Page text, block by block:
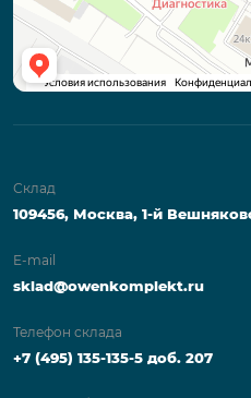
Склад
109456, Москва, 1-й
E-mail
sklad@owenkomplekt.ru
Телефон склада
+7 (495) 135-135-5 доб. 207